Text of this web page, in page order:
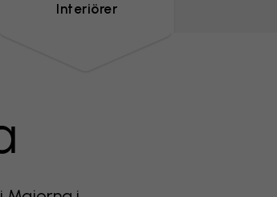
Interiörer